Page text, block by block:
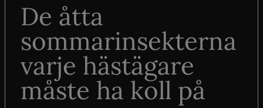
De åtta
sommarinsekterna
varje hästägare
måste ha koll på